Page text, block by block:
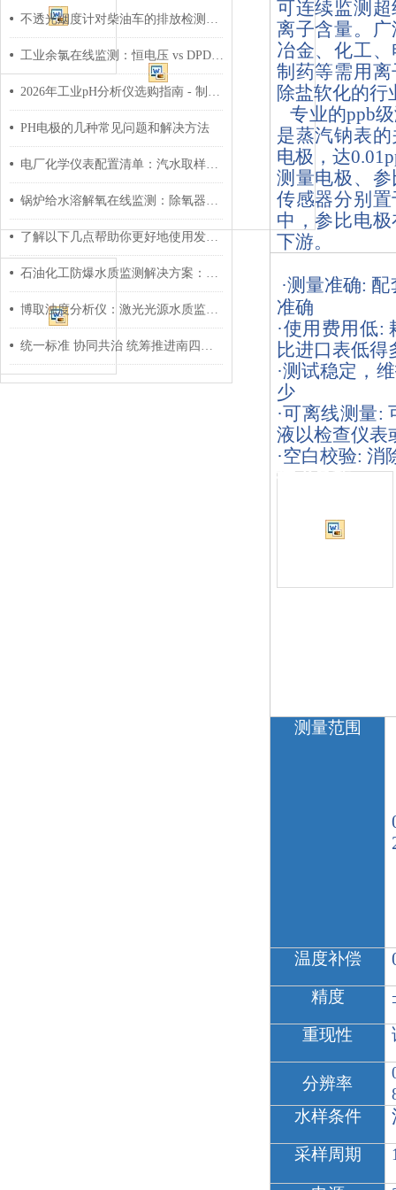
不透光烟度计对柴油车的排放检测起到了哪些作用
工业余氯在线监测：恒电压 vs DPD 比色法，从参数看两种路线怎么选
2026年工业pH分析仪选购指南 - 制药行业GMP合规方案
PH电极的几种常见问题和解决方法
电厂化学仪表配置清单：汽水取样→硅酸根→钠离子全链路方案
锅炉给水溶解氧在线监测：除氧器防腐蚀技术全解析
了解以下几点帮助你更好地使用发酵过程pH电极
石油化工防爆水质监测解决方案：从选型到实施的全流程指南
博取浊度分析仪：激光光源水质监测新革命
统一标准 协同共治 统筹推进南四湖流域高水平保护和高质量发展
可连续监测
离子含量。
冶金、化工
制药等需用
除盐软化的行
专业的ppb
是蒸汽钠表
电极，达
测量电极、
传感器分别
中，参比电
下游。
·测量准确:
准确
·使用费用低:
比进口表低得
·测试稳定，
少
·可离线测量:
液以检查仪表
·空白校验:
技术参数：
测量范围
温度补偿
精度
重现性
分辨率
水样条件
采样周期